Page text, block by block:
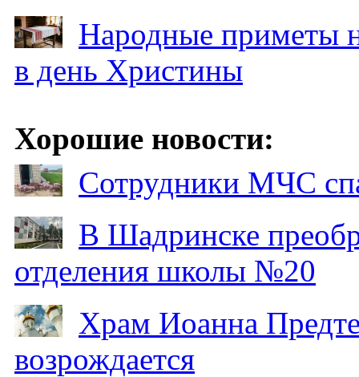
Народные приметы
в день Христины
Хорошие новости:
Сотрудники МЧС
В Шадринске
отделения школы №20
Храм Иоанна
возрождается